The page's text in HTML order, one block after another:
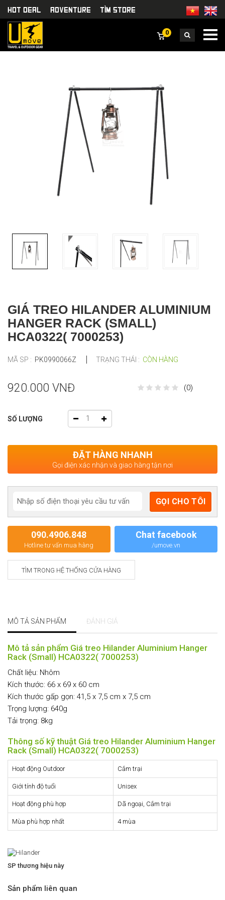
HOT DEAL Adventure TÌm Store
0
GIÁ TREO HILANDER ALUMINIUM
HANGER RACK (SMALL)
HCA0322( 7000253)
MÃ SP : PK0990066Z TRẠNG THÁI : CÒN HÀNG
920.000 VNĐ (0)
SỐ LƯỢNG
ĐẶT HÀNG NHANH
Gọi điện xác nhận và giao hàng tận nơi
090.4906.848
Hotline tư vấn mua hàng
Chat facebook
/umove.vn
TÌM TRONG HỆ THỐNG CỬA HÀNG
MÔ TẢ SẢN PHẨM ĐÁNH GIÁ
Mô tả sản phẩm Giá treo Hilander Aluminium Hanger
Rack (Small) HCA0322( 7000253)
Chất liệu: Nhôm
Kích thước: 66 x 69 x 60 cm
Kích thước gấp gọn: 41,5 x 7,5 cm x 7,5 cm
Trọng lượng: 640g
Tải trọng: 8kg
Thông số kỹ thuật Giá treo Hilander Aluminium Hanger
Rack (Small) HCA0322( 7000253)
Hoạt động Outdoor Cắm trại
Giới tính độ tuổi Unisex
Hoạt động phù hợp Dã ngoại, Cắm trại
Mùa phù hợp nhất 4 mùa
SP thương hiệu này
Sản phẩm liên quan